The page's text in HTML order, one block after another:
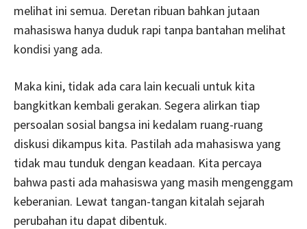
melihat ini semua. Deretan ribuan bahkan jutaan
mahasiswa hanya duduk rapi tanpa bantahan melihat
kondisi yang ada.
Maka kini, tidak ada cara lain kecuali untuk kita
bangkitkan kembali gerakan. Segera alirkan tiap
persoalan sosial bangsa ini kedalam ruang-ruang
diskusi dikampus kita. Pastilah ada mahasiswa yang
tidak mau tunduk dengan keadaan. Kita percaya
bahwa pasti ada mahasiswa yang masih mengenggam
keberanian. Lewat tangan-tangan kitalah sejarah
perubahan itu dapat dibentuk.